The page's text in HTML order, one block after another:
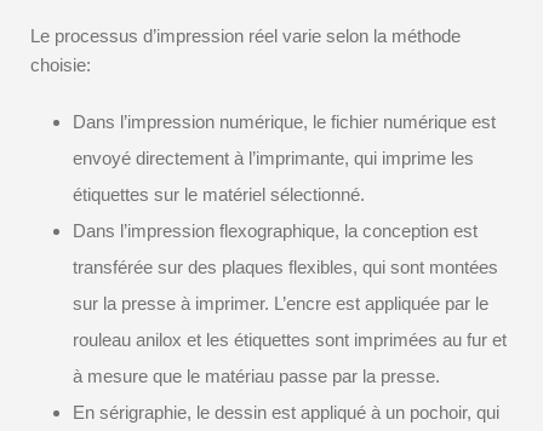
Le processus d’impression réel varie selon la méthode
choisie:
Dans l’impression numérique, le fichier numérique est
envoyé directement à l’imprimante, qui imprime les
étiquettes sur le matériel sélectionné.
Dans l’impression flexographique, la conception est
transférée sur des plaques flexibles, qui sont montées
sur la presse à imprimer. L’encre est appliquée par le
rouleau anilox et les étiquettes sont imprimées au fur et
à mesure que le matériau passe par la presse.
En sérigraphie, le dessin est appliqué à un pochoir, qui